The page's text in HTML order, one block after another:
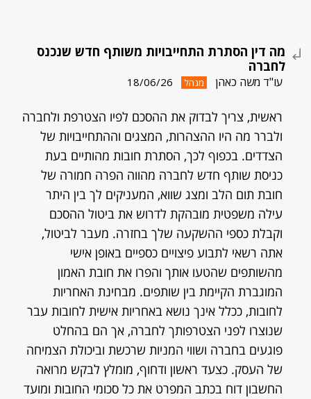
מה דין הסתרת התחייבויות משותף חדש שנכנס
לחברה
עו"ד משה כאהן מנהל 18/06/26
ראשית, צריך לבדוק את ההסכם לפיו הצטרפת ולחברה
ולברר מה היו ההצהרות, המצגים וההתחייבויות של
הצדדים. בכפוף לכך, הסתרת חובות מהותיים בעת
כניסת שותף חדש לחברה מהווה הפרה חמורה של
חובת תום הלב ומצג שווא, המעניקים לך בין היתר
עילה משפטית מובהקת לדרוש את ביטול ההסכם
וקבלת כספי ההשקעה שלך בחזרה. מעבר לביטול,
אתה רשאי לתבוע פיצויים כספיים באופן אישי
מהשותפים שהטעו אותך והפרו את חובת האמון
המוגברת הקיימת בין שותפים. מבחינת האחריות
לחובות, ככלל אינך נושא באחריות אישית לחובות עבר
שנוצרו לפני הצטרפותך לחברה, אך הם בהחלט
פוגעים בחברה ושווי המניות שרכשת וביכולת הצמיחה
של העסק. כצעד ראשון ודחוף, מומלץ לבקש מרואה
החשבון דוח בכתב המפרט את כל סכומי החובות ומועד